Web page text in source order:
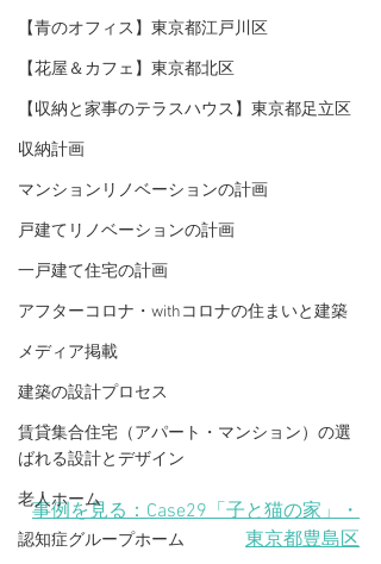
【青のオフィス】東京都江戸川区
【花屋＆カフェ】東京都北区
【収納と家事のテラスハウス】東京都足立区
収納計画
マンションリノベーションの計画
戸建てリノベーションの計画
一戸建て住宅の計画
アフターコロナ・withコロナの住まいと建築
メディア掲載
建築の設計プロセス
賃貸集合住宅（アパート・マンション）の選
ばれる設計とデザイン
老人ホーム
認知症グループホーム
事例を見る：Case29「子と猫の家」・
東京都豊島区